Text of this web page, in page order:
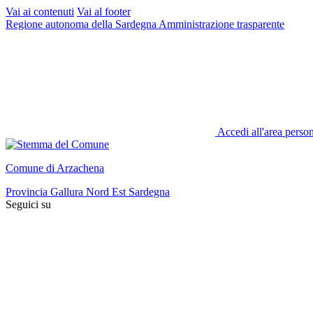
Vai ai contenuti Vai al footer
Regione autonoma della Sardegna Amministrazione trasparente
Accedi all'area
Comune di Arzachena
Provincia Gallura Nord Est Sardegna
Seguici su